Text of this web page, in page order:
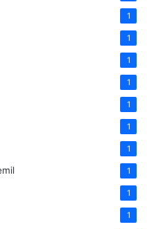
1
1
1
1
1
1
1
1
1
1